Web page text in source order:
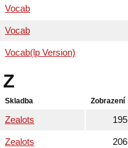
Vocab
Vocab
Vocab(lp Version)
Z
Skladba Zobrazení
Zealots 195
Zealots 206